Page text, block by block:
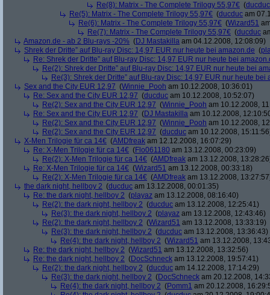
Re(8): Matrix - The Complete Trilogy 55,97€ (ducduc
Re(5): Matrix - The Complete Trilogy 55,97€ (ducduc am
Re(6): Matrix - The Complete Trilogy 55,97€ (Wizard51
Re(7): Matrix - The Complete Trilogy 55,97€ (ducduc
Amazon.de - ab 2 Blu-rays -20% (DJ Mastakilla am 04.12.2008, 12:08:09)
Shrek der Dritte” auf Blu-ray Disc: 14,97 EUR nur heute bei amazon.de (
Re: Shrek der Dritte” auf Blu-ray Disc: 14,97 EUR nur heute bei
Re(2): Shrek der Dritte” auf Blu-ray Disc: 14,97 EUR nur heute bei
Re(3): Shrek der Dritte” auf Blu-ray Disc: 14,97 EUR nur heute bei
Sex and the City EUR 12,97 (Winnie_Pooh am 10.12.2008, 10:36:01)
Re: Sex and the City EUR 12,97 (ducduc am 10.12.2008, 10:52:07)
Re(2): Sex and the City EUR 12,97 (Winnie_Pooh am 10.12.2008,
Re: Sex and the City EUR 12,97 (DJ Mastakilla am 10.12.2008,
Re(2): Sex and the City EUR 12,97 (Winnie_Pooh am 10.12.2008,
Re(2): Sex and the City EUR 12,97 (ducduc am 10.12.2008,
X-Men Trilogie für ca 14€ (AMDfreak am 12.12.2008, 16:07:29)
Re: X-Men Trilogie für ca 14€ (Flo061180 am 13.12.2008, 00:23:09)
Re(2): X-Men Trilogie für ca 14€ (AMDfreak am 13.12.2008,
Re: X-Men Trilogie für ca 14€ (Wizard51 am 13.12.2008, 00:33:18)
Re(2): X-Men Trilogie für ca 14€ (AMDfreak am 13.12.2008,
the dark night, hellboy 2 (ducduc am 13.12.2008, 00:01:35)
Re: the dark night, hellboy 2 (playaz am 13.12.2008, 08:16:40)
Re(2): the dark night, hellboy 2 (ducduc am 13.12.2008, 12:25:41)
Re(3): the dark night, hellboy 2 (playaz am 13.12.2008, 12:43:46)
Re(2): the dark night, hellboy 2 (Wizard51 am 13.12.2008, 13:33:19)
Re(3): the dark night, hellboy 2 (ducduc am 13.12.2008, 13:36:43)
Re(4): the dark night, hellboy 2 (Wizard51 am 13.12.2008,
Re: the dark night, hellboy 2 (Wizard51 am 13.12.2008, 13:32:56)
Re: the dark night, hellboy 2 (DocSchneck am 13.12.2008, 19:57:41)
Re(2): the dark night, hellboy 2 (ducduc am 14.12.2008, 17:14:29)
Re(3): the dark night, hellboy 2 (DocSchneck am 20.12.2008,
Re(4): the dark night, hellboy 2 (Pomm1 am 20.12.2008,